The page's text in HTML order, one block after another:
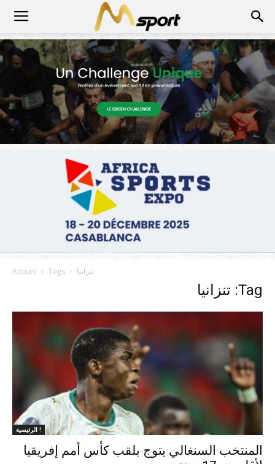
Accueil Tags تنزانيا
Tag: تنزانيا
الرئيسية !
المنتخب السنغالي يتوج بلقب كأس أمم إفريقيا